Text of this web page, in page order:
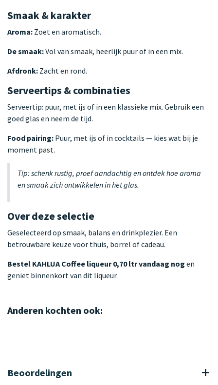
Smaak & karakter
Aroma: Zoet en aromatisch.
De smaak:Vol van smaak, heerlijk puur of in een mix.
Afdronk: Zacht en rond.
Serveertips & combinaties
Serveertip: puur, met ijs of in een klassieke mix. Gebruik een
goed glas en neem de tijd.
Food pairing: Puur, met ijs of in cocktails — kies wat bij je
moment past.
Tip: schenk rustig, proef aandachtig en ontdek hoe aroma
en smaak zich ontwikkelen in het glas.
Over deze selectie
Geselecteerd op smaak, balans en drinkplezier. Een
betrouwbare keuze voor thuis, borrel of cadeau.
Bestel KAHLUA Coffee liqueur 0,70 ltr vandaag nog en
geniet binnenkort van dit liqueur.
Anderen kochten ook:
Beoordelingen